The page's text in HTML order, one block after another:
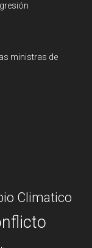
ministras de
Climatico